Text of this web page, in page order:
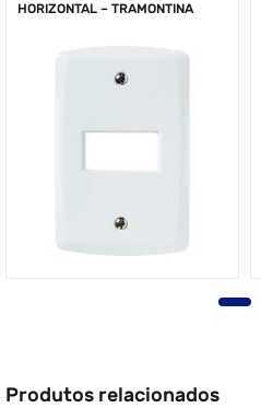
HORIZONTAL – TRAMONTINA
Produtos relacionados